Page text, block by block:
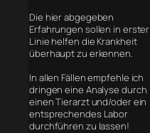
Die hier abgegeben
Erfahrungen sollen in erster
Linie helfen die Krankheit
überhaupt zu erkennen.
In allen Fällen empfehle ich
dringen eine Analyse durch
einen Tierarzt und/oder ein
entsprechendes Labor
durchführen zu lassen!